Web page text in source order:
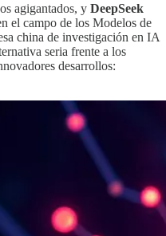
agigantados, y DeepSeek
el campo de los Modelos de
china de investigación en IA
seria frente a los
desarrollos: